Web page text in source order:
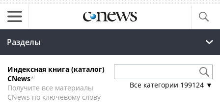
Разделы
Индексная книга (каталог)
CNews*
Получите все материалы
CNews по ключевому слову
Все категории 199124 ▼